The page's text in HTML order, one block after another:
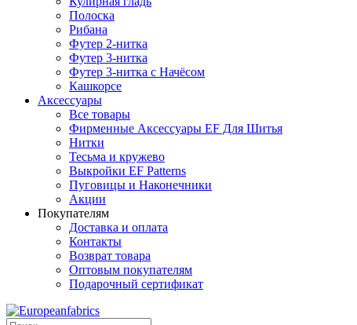
Полоска
Рибана
Футер 2-нитка
Футер 3-нитка
Футер 3-нитка с Начёсом
Кашкорсе
Аксессуары
Все товары
Фирменные Аксессуары EF Для Шитья
Нитки
Тесьма и кружево
Выкройки EF Patterns
Пуговицы и Наконечники
Акции
Покупателям
Доставка и оплата
Контакты
Возврат товара
Оптовым покупателям
Подарочный сертификат